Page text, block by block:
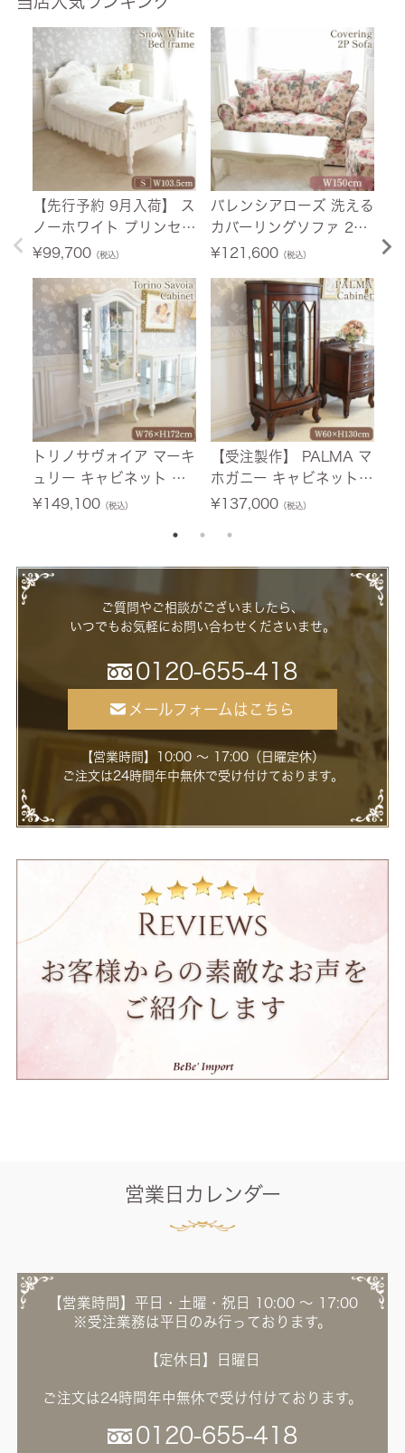
イト 24cmR 花刺繍 ヨー
【先行予約 9月入荷】 ス
ノーホワイト プリンセス
シングルベッド ホワイト
設置サービス付】
¥99,700（税込）
トリノサヴォイア マーキ
ュリー キャビネット ホ
ワイト 幅76cm 【送料無
¥149,100（税込）
バレンシアローズ 洗える
カバーリングソファ 2人
掛け(2P) 薔薇 幅150cm
ス付】
¥121,600（税込）
【受注製作】 PALMA マ
ホガニー キャビネット
幅60cm 【送料無料/設
¥137,000（税込）
¥
ご質問やご相談がございましたら、
いつでもお気軽にお問い合わせくださいませ。
0120-655-418
メールフォームはこちら
【営業時間】10:00 ～ 17:00（日曜定休）
ご注文は24時間年中無休で受け付けております。
営業日カレンダー
【営業時間】平日・土曜・祝日 10:00 ～ 17:00
※受注業務は平日のみ行っております。
【定休日】日曜日
ご注文は24時間年中無休で受け付けております。
0120-655-418